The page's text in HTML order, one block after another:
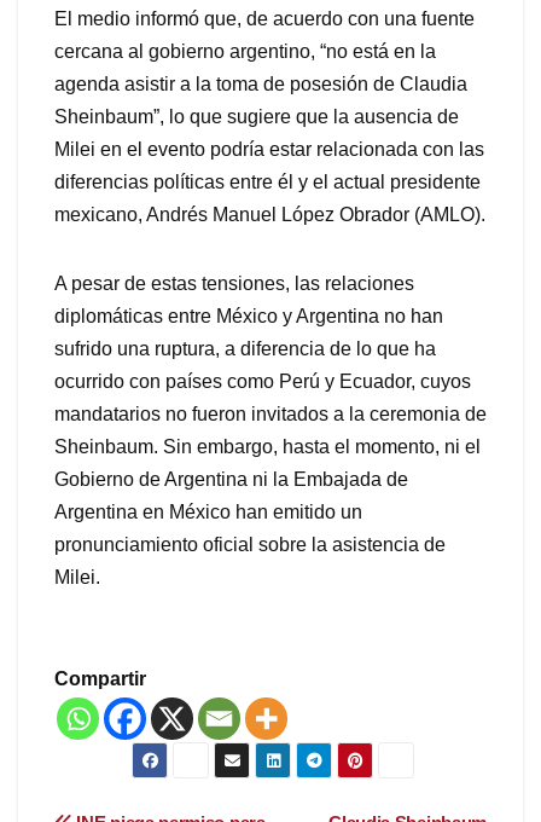
El medio informó que, de acuerdo con una fuente
cercana al gobierno argentino, “no está en la
agenda asistir a la toma de posesión de Claudia
Sheinbaum”, lo que sugiere que la ausencia de
Milei en el evento podría estar relacionada con las
diferencias políticas entre él y el actual presidente
mexicano, Andrés Manuel López Obrador (AMLO).
A pesar de estas tensiones, las relaciones
diplomáticas entre México y Argentina no han
sufrido una ruptura, a diferencia de lo que ha
ocurrido con países como Perú y Ecuador, cuyos
mandatarios no fueron invitados a la ceremonia de
Sheinbaum. Sin embargo, hasta el momento, ni el
Gobierno de Argentina ni la Embajada de
Argentina en México han emitido un
pronunciamiento oficial sobre la asistencia de
Milei.
Compartir